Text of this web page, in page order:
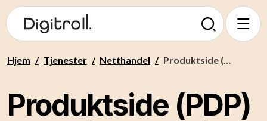
Hjem / Tjenester / Netthandel / Produktside (PDP) som skaper salg
Produktside (PDP)